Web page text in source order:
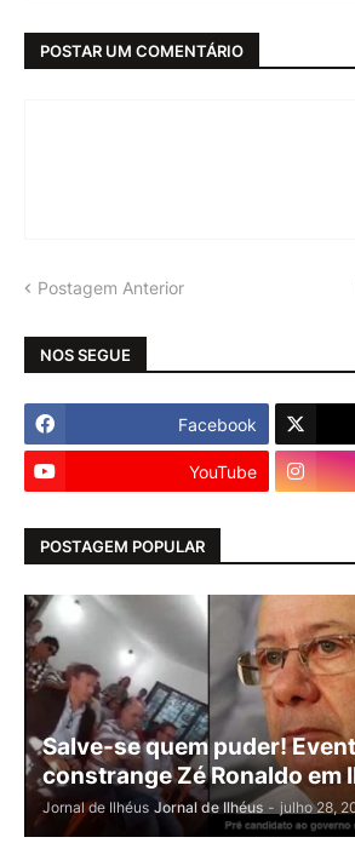
POSTAR UM COMENTÁRIO
Postagem Anterior
NOS SEGUE
Facebook
YouTube
POSTAGEM POPULAR
Salve-se quem puder!
constrange Zé Ronaldo em
Jornal de Ilhéus Jornal de Ilhéus - julho 28,